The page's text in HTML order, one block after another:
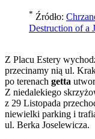
* Źródło:
Destruction of a
Z Placu Estery
przecinamy nią ul.
po terenach getta
Z niedalekiego
z 29 Listopada
niewielki parking i
ul. Berka Joselewicza.